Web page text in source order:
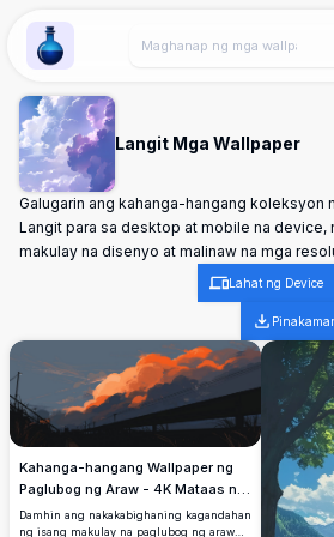
Wallpaper Alchemy
Langit Mga Wallpaper
Galugarin ang kahanga-hangang koleksyon
Langit para sa desktop at mobile na device,
makulay na disenyo at malinaw na mga
Lahat ng Device
Kahanga-hangang Wallpaper ng
Paglubog ng Araw - 4K Mataas na
Resolusyon
Damhin ang nakakabighaning kagandahan
ng isang makulay na paglubog ng araw